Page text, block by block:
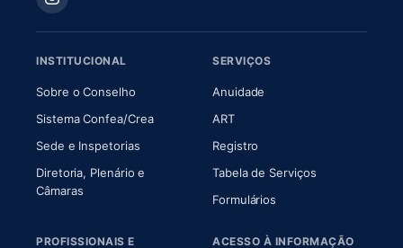
INSTITUCIONAL
Sobre o Conselho(abre em nova aba)
Sistema Confea/Crea(abre em nova aba)
Sede e Inspetorias
Diretoria, Plenário e
Câmaras(abre em nova aba)
SERVIÇOS
Anuidade
ART(abre em nova aba)
Registro
Tabela de Serviços
Formulários
PROFISSIONAIS E
ACESSO À INFORMAÇÃO